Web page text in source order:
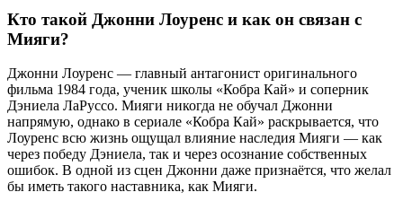
Кто такой Джонни Лоуренс и как он связан с
Мияги?
Джонни Лоуренс — главный антагонист оригинального
фильма 1984 года, ученик школы «Кобра Кай» и соперник
Дэниела ЛаРуссо. Мияги никогда не обучал Джонни
напрямую, однако в сериале «Кобра Кай» раскрывается, что
Лоуренс всю жизнь ощущал влияние наследия Мияги — как
через победу Дэниела, так и через осознание собственных
ошибок. В одной из сцен Джонни даже признаётся, что желал
бы иметь такого наставника, как Мияги.